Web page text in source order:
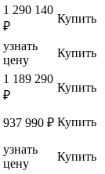
1 290 140
₽
Купить
узнать
цену
Купить
1 189 290
₽
Купить
937 990 ₽ Купить
узнать
цену
Купить